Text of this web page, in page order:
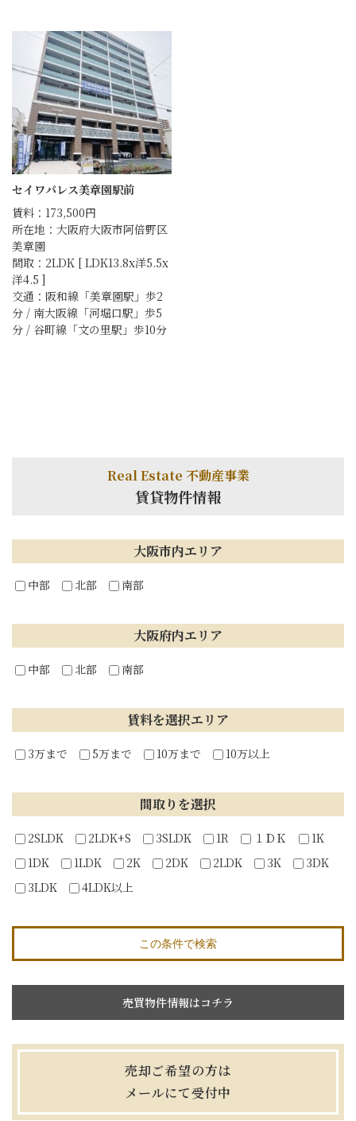
セイワパレス美章園駅前
賃料：173,500円
所在地：大阪府大阪市阿倍野区
美章園
間取：2LDK [ LDK13.8x洋5.5x
洋4.5 ]
交通：阪和線「美章園駅」歩2
分 / 南大阪線「河堀口駅」歩5
分 / 谷町線「文の里駅」歩10分
Real Estate 不動産事業
賃貸物件情報
大阪市内エリア
中部 北部 南部
大阪府内エリア
中部 北部 南部
賃料を選択エリア
3万まで 5万まで 10万まで 10万以上
間取りを選択
2SLDK 2LDK+S 3SLDK 1R １ＤＫ
1K
1DK
1LDK 2K 2DK 2LDK 3K
3DK
3LDK
4LDK以上
この条件で検索
売買物件情報はコチラ
売却ご希望の方は
メールにて受付中